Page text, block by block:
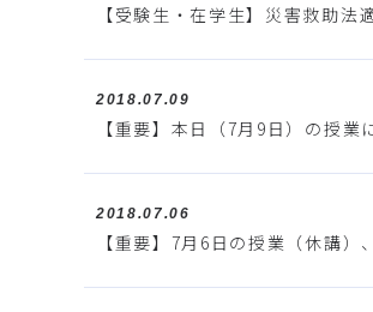
【受験生・在学生】災害救助
2018.07.09
【重要】本日（7月9日）の授業
2018.07.06
【重要】7月6日の授業（休講